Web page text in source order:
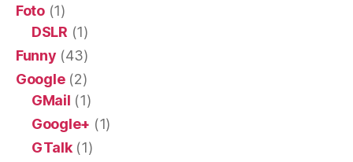
Foto(1)
DSLR (1)
Funny (43)
Google(2)
GMail (1)
Google+ (1)
GTalk(1)